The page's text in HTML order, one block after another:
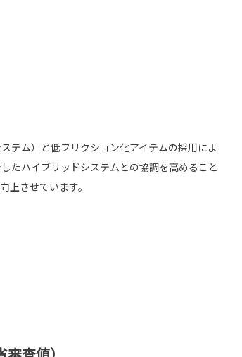
テム）と低フリクション化アイテムの採用によ
たハイブリッドシステムとの協調を高めること
上させています。